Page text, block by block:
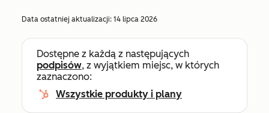
Data ostatniej aktualizacji: 14 lipca 2026
Dostępne z każdą z następujących
podpisów, z wyjątkiem miejsc, w których
zaznaczono:
Wszystkie produkty i plany